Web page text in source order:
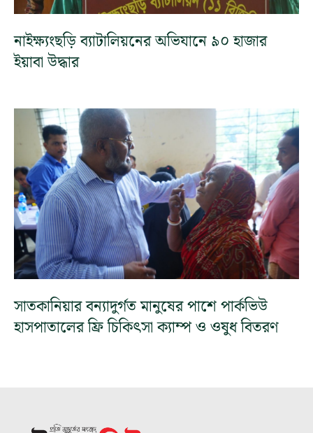
নাইক্ষ্যংছড়ি ব্যাটালিয়নের অভিযানে ৯০ হাজার
ইয়াবা উদ্ধার
সাতকানিয়ার বন্যাদুর্গত মানুষের পাশে পার্কভিউ
হাসপাতালের ফ্রি চিকিৎসা ক্যাম্প ও ওষুধ বিতরণ